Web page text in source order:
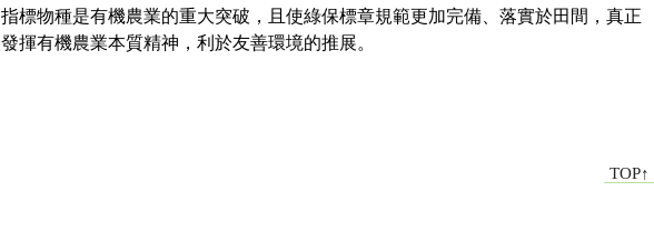
指標物種是有機農業的重大突破，且使綠保標章規範更加完備、落實於田間，真正
發揮有機農業本質精神，利於友善環境的推展。
TOP↑